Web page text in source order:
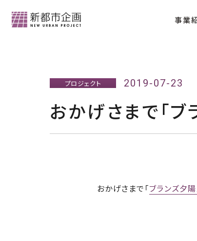
事業
会社情報トップ
プロジェクト 2019-07-23
おかげさまで「
おかげさまで「ブランズ夕